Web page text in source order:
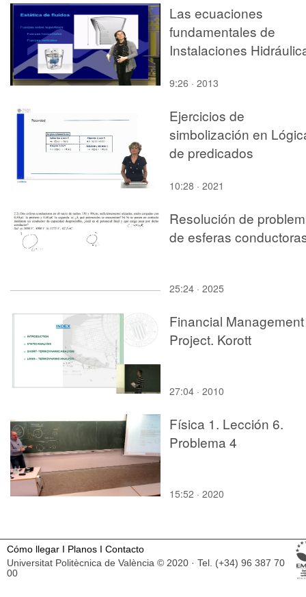
Las ecuaciones
fundamentales de
Instalaciones
9:26 · 2013
Ejercicios de
simbolización en
de predicados
10:28 · 2021
Resolución de
de esferas
25:24 · 2025
Financial Management
Project. Korott
27:04 · 2010
Física 1. Lección 6.
Problema 4
15:52 · 2020
Cómo llegar I Planos I Contacto
Universitat Politècnica de València © 2020 · Tel. (+34) 96 387 70
00